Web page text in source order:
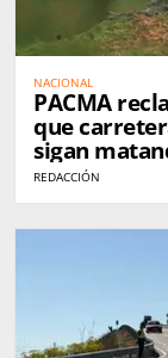
NACIONAL
PACMA
que
sigan
REDACCIÓN